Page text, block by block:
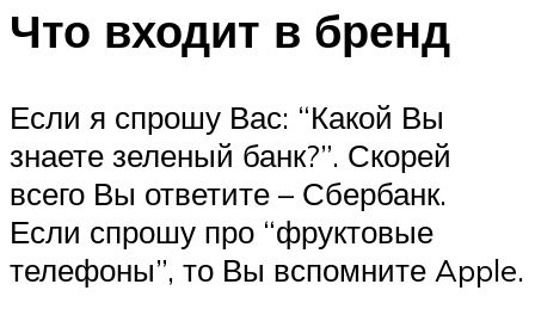
Что входит в бренд
Если я спрошу Вас: “Какой Вы
знаете зеленый банк?”. Скорей
всего Вы ответите – Сбербанк.
Если спрошу про “фруктовые
телефоны”, то Вы вспомните Apple.